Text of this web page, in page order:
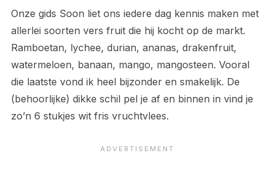
Onze gids Soon liet ons iedere dag kennis maken met
allerlei soorten vers fruit die hij kocht op de markt.
Ramboetan, lychee, durian, ananas, drakenfruit,
watermeloen, banaan, mango, mangosteen. Vooral
die laatste vond ik heel bijzonder en smakelijk. De
(behoorlijke) dikke schil pel je af en binnen in vind je
zo’n 6 stukjes wit fris vruchtvlees.